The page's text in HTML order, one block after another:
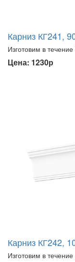
Карниз КГ241,
Изготовим в
Цена: 1230р
Карниз КГ242,
Изготовим в